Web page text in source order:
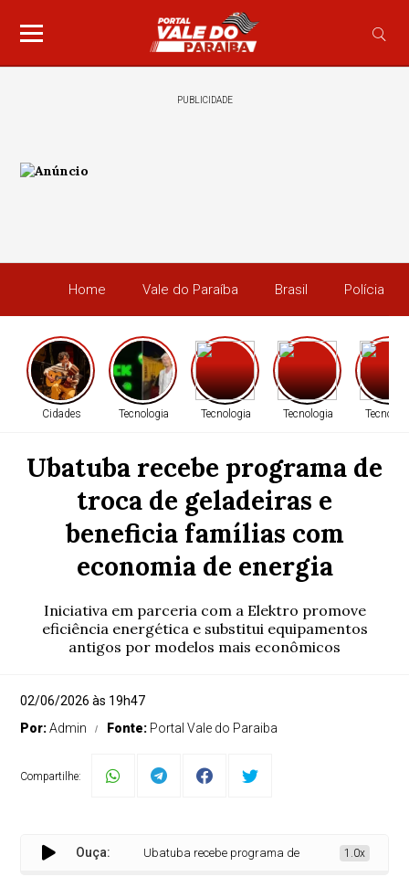
PUBLICIDADE
Home Vale do Paraíba Brasil Polícia
Cidades Tecnologia Tecnologia Tecnologia
Ubatuba recebe programa de
troca de geladeiras e
beneficia famílias com
economia de energia
Iniciativa em parceria com a Elektro promove
eficiência energética e substitui equipamentos
antigos por modelos mais econômicos
02/06/2026 às 19h47
Por:Admin Fonte: Portal Vale do Paraiba
Compartilhe:
Ouça: Ubatuba recebe programa de troca de geladeiras e
1.0x